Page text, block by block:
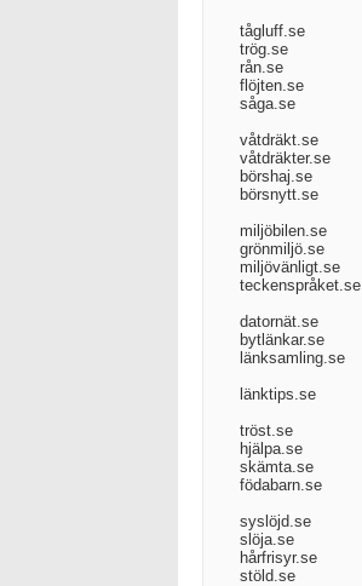
tågluff.se
trög.se
rån.se
flöjten.se
såga.se
våtdräkt.se
våtdräkter.se
börshaj.se
börsnytt.se
miljöbilen.se
grönmiljö.se
miljövänligt.se
teckenspråket.se
datornät.se
bytlänkar.se
länksamling.se
länktips.se
tröst.se
hjälpa.se
skämta.se
födabarn.se
syslöjd.se
slöja.se
hårfrisyr.se
stöld.se